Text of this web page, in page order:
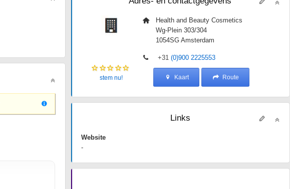
Health and Beauty Cosmetics
Wg-Plein 303/304
1054SG Amsterdam
+31(0)900 2225553
stem nu! Kaart Route
Links
Website
-